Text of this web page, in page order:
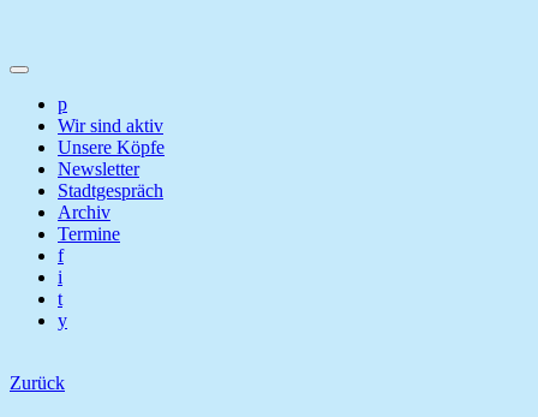
p
Wir sind aktiv
Unsere Köpfe
Newsletter
Stadtgespräch
Archiv
Termine
f
i
t
y
Zurück